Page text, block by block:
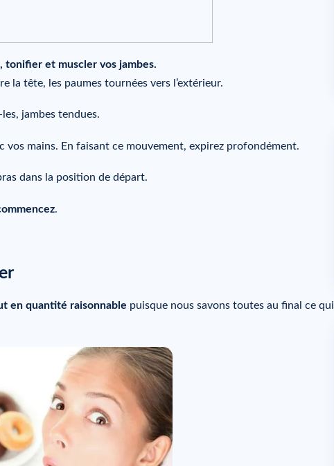
tonifier et muscler vos jambes.
la tête, les paumes tournées vers l’extérieur.
jambes tendues.
vos mains. En faisant ce mouvement, expirez profondément.
dans la position de départ.
.
en quantité raisonnable puisque nous savons toutes au final ce qui